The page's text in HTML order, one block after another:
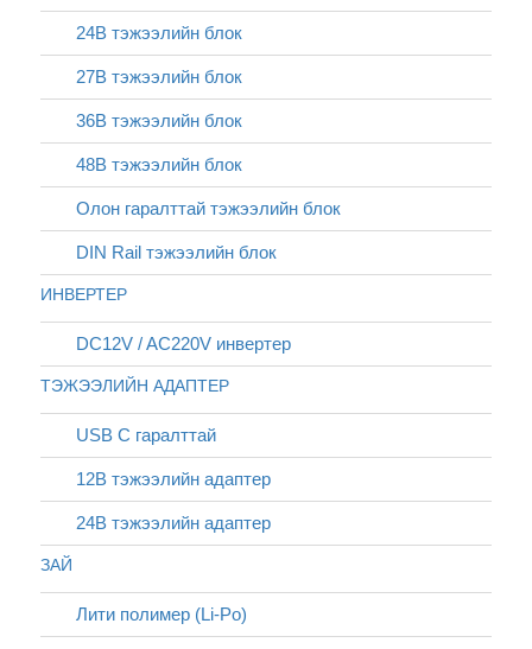
24В тэжээлийн блок
27В тэжээлийн блок
36В тэжээлийн блок
48В тэжээлийн блок
Олон гаралттай тэжээлийн блок
DIN Rail тэжээлийн блок
ИНВЕРТЕР
DC12V / AC220V инвертер
ТЭЖЭЭЛИЙН АДАПТЕР
USB C гаралттай
12В тэжээлийн адаптер
24В тэжээлийн адаптер
ЗАЙ
Лити полимер (Li-Po)